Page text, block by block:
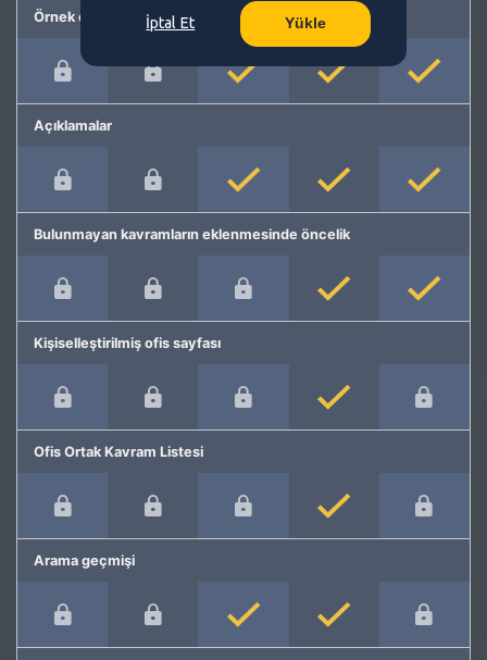
Örnek cümleler
Açıklamalar
Bulunmayan kavramların eklenmesinde öncelik
Kişiselleştirilmiş ofis sayfası
Ofis Ortak Kavram Listesi
Arama geçmişi
İptal Et Yükle